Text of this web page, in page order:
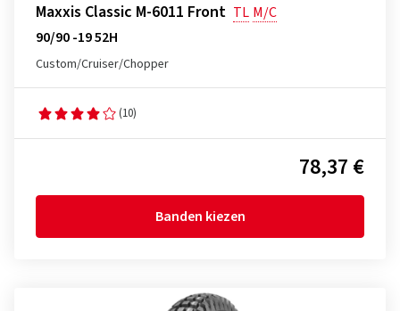
Maxxis Classic M-6011 Front TL M/C
90/90 -19 52H
Custom/Cruiser/Chopper
(10)
78,37 €
Banden kiezen